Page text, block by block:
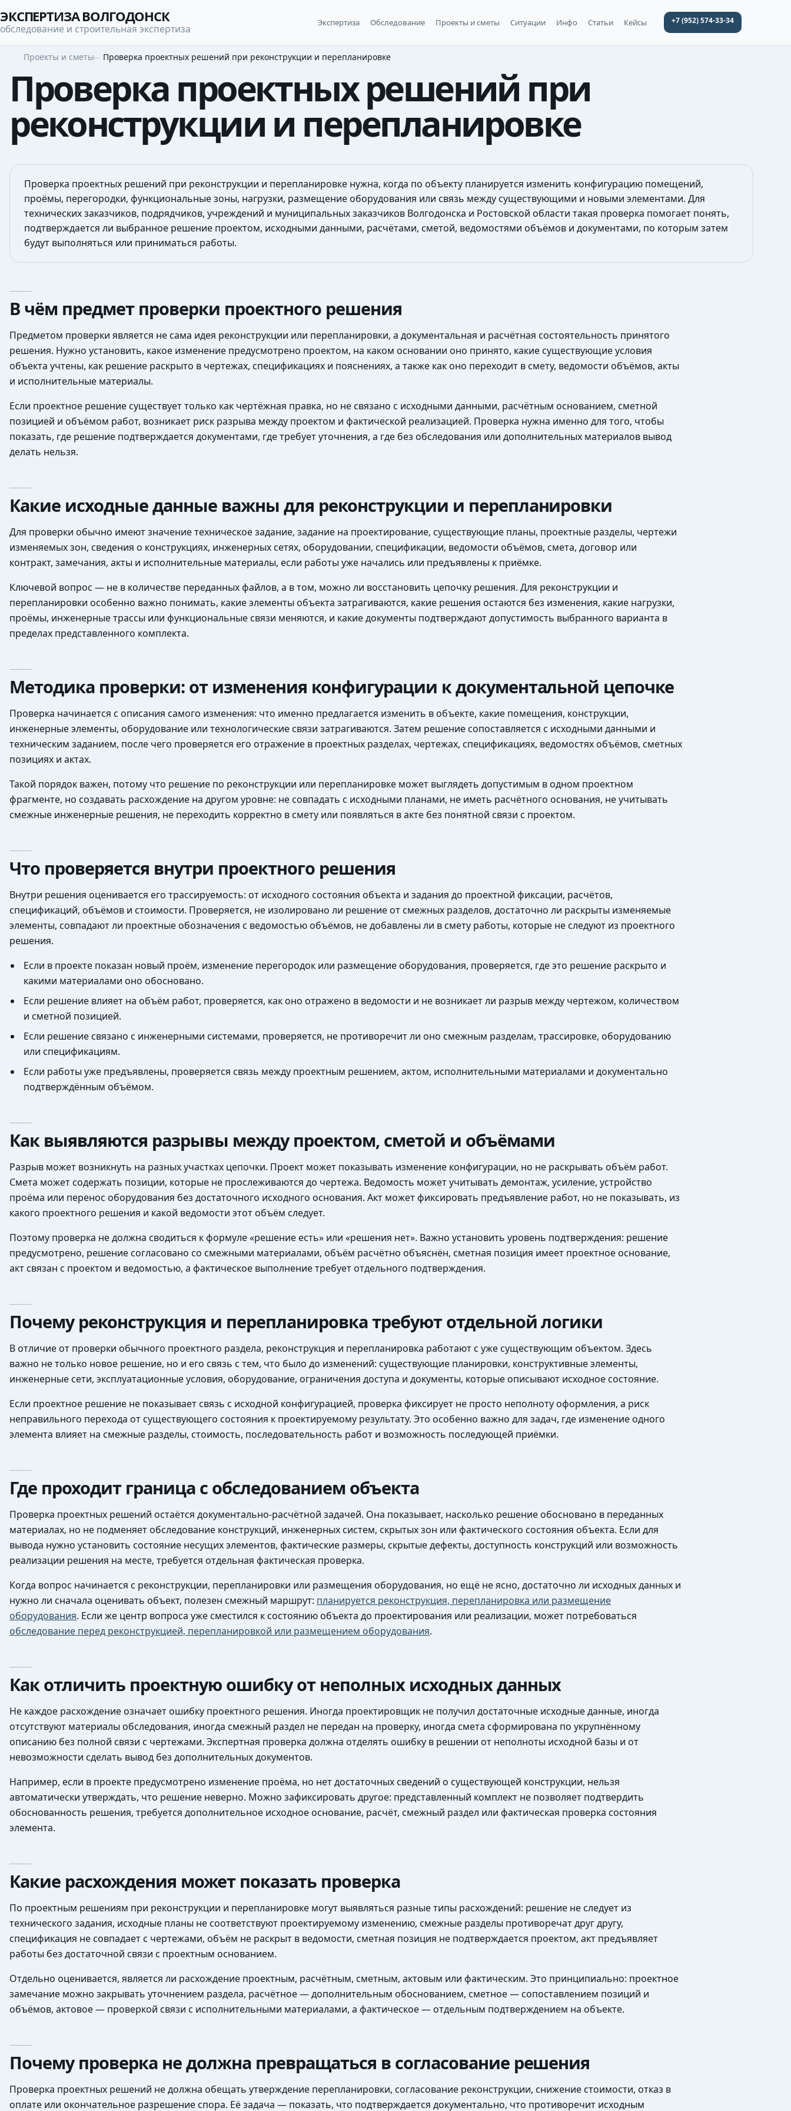
ЭКСПЕРТИЗА ВОЛГОДОНСК
обследование и строительная экспертиза
Экспертиза Обследование Проекты и сметы Ситуации Инфо Статьи Кейсы +7 (952) 574-33-34
Проекты и сметы Проверка проектных решений при реконструкции и перепланировке
Проверка проектных решений при
реконструкции и перепланировке
Проверка проектных решений при реконструкции и перепланировке нужна, когда по объекту планируется изменить конфигурацию помещений,
проёмы, перегородки, функциональные зоны, нагрузки, размещение оборудования или связь между существующими и новыми элементами. Для
технических заказчиков, подрядчиков, учреждений и муниципальных заказчиков Волгодонска и Ростовской области такая проверка помогает понять,
подтверждается ли выбранное решение проектом, исходными данными, расчётами, сметой, ведомостями объёмов и документами, по которым затем
будут выполняться или приниматься работы.
В чём предмет проверки проектного решения
Предметом проверки является не сама идея реконструкции или перепланировки, а документальная и расчётная состоятельность принятого
решения. Нужно установить, какое изменение предусмотрено проектом, на каком основании оно принято, какие существующие условия
объекта учтены, как решение раскрыто в чертежах, спецификациях и пояснениях, а также как оно переходит в смету, ведомости объёмов, акты
и исполнительные материалы.
Если проектное решение существует только как чертёжная правка, но не связано с исходными данными, расчётным основанием, сметной
позицией и объёмом работ, возникает риск разрыва между проектом и фактической реализацией. Проверка нужна именно для того, чтобы
показать, где решение подтверждается документами, где требует уточнения, а где без обследования или дополнительных материалов вывод
делать нельзя.
Какие исходные данные важны для реконструкции и перепланировки
Для проверки обычно имеют значение техническое задание, задание на проектирование, существующие планы, проектные разделы, чертежи
изменяемых зон, сведения о конструкциях, инженерных сетях, оборудовании, спецификации, ведомости объёмов, смета, договор или
контракт, замечания, акты и исполнительные материалы, если работы уже начались или предъявлены к приёмке.
Ключевой вопрос — не в количестве переданных файлов, а в том, можно ли восстановить цепочку решения. Для реконструкции и
перепланировки особенно важно понимать, какие элементы объекта затрагиваются, какие решения остаются без изменения, какие нагрузки,
проёмы, инженерные трассы или функциональные связи меняются, и какие документы подтверждают допустимость выбранного варианта в
пределах представленного комплекта.
Методика проверки: от изменения конфигурации к документальной цепочке
Проверка начинается с описания самого изменения: что именно предлагается изменить в объекте, какие помещения, конструкции,
инженерные элементы, оборудование или технологические связи затрагиваются. Затем решение сопоставляется с исходными данными и
техническим заданием, после чего проверяется его отражение в проектных разделах, чертежах, спецификациях, ведомостях объёмов, сметных
позициях и актах.
Такой порядок важен, потому что решение по реконструкции или перепланировке может выглядеть допустимым в одном проектном
фрагменте, но создавать расхождение на другом уровне: не совпадать с исходными планами, не иметь расчётного основания, не учитывать
смежные инженерные решения, не переходить корректно в смету или появляться в акте без понятной связи с проектом.
Что проверяется внутри проектного решения
Внутри решения оценивается его трассируемость: от исходного состояния объекта и задания до проектной фиксации, расчётов,
спецификаций, объёмов и стоимости. Проверяется, не изолировано ли решение от смежных разделов, достаточно ли раскрыты изменяемые
элементы, совпадают ли проектные обозначения с ведомостью объёмов, не добавлены ли в смету работы, которые не следуют из проектного
решения.
Если в проекте показан новый проём, изменение перегородок или размещение оборудования, проверяется, где это решение раскрыто и
какими материалами оно обосновано.
Если решение влияет на объём работ, проверяется, как оно отражено в ведомости и не возникает ли разрыв между чертежом, количеством
и сметной позицией.
Если решение связано с инженерными системами, проверяется, не противоречит ли оно смежным разделам, трассировке, оборудованию
или спецификациям.
Если работы уже предъявлены, проверяется связь между проектным решением, актом, исполнительными материалами и документально
подтверждённым объёмом.
Как выявляются разрывы между проектом, сметой и объёмами
Разрыв может возникнуть на разных участках цепочки. Проект может показывать изменение конфигурации, но не раскрывать объём работ.
Смета может содержать позиции, которые не прослеживаются до чертежа. Ведомость может учитывать демонтаж, усиление, устройство
проёма или перенос оборудования без достаточного исходного основания. Акт может фиксировать предъявление работ, но не показывать, из
какого проектного решения и какой ведомости этот объём следует.
Поэтому проверка не должна сводиться к формуле «решение есть» или «решения нет». Важно установить уровень подтверждения: решение
предусмотрено, решение согласовано со смежными материалами, объём расчётно объяснён, сметная позиция имеет проектное основание,
акт связан с проектом и ведомостью, а фактическое выполнение требует отдельного подтверждения.
Почему реконструкция и перепланировка требуют отдельной логики
В отличие от проверки обычного проектного раздела, реконструкция и перепланировка работают с уже существующим объектом. Здесь
важно не только новое решение, но и его связь с тем, что было до изменений: существующие планировки, конструктивные элементы,
инженерные сети, эксплуатационные условия, оборудование, ограничения доступа и документы, которые описывают исходное состояние.
Если проектное решение не показывает связь с исходной конфигурацией, проверка фиксирует не просто неполноту оформления, а риск
неправильного перехода от существующего состояния к проектируемому результату. Это особенно важно для задач, где изменение одного
элемента влияет на смежные разделы, стоимость, последовательность работ и возможность последующей приёмки.
Где проходит граница с обследованием объекта
Проверка проектных решений остаётся документально-расчётной задачей. Она показывает, насколько решение обосновано в переданных
материалах, но не подменяет обследование конструкций, инженерных систем, скрытых зон или фактического состояния объекта. Если для
вывода нужно установить состояние несущих элементов, фактические размеры, скрытые дефекты, доступность конструкций или возможность
реализации решения на месте, требуется отдельная фактическая проверка.
Когда вопрос начинается с реконструкции, перепланировки или размещения оборудования, но ещё не ясно, достаточно ли исходных данных и
нужно ли сначала оценивать объект, полезен смежный маршрут: планируется реконструкция, перепланировка или размещение
оборудования. Если же центр вопроса уже сместился к состоянию объекта до проектирования или реализации, может потребоваться
обследование перед реконструкцией, перепланировкой или размещением оборудования.
Как отличить проектную ошибку от неполных исходных данных
Не каждое расхождение означает ошибку проектного решения. Иногда проектировщик не получил достаточные исходные данные, иногда
отсутствуют материалы обследования, иногда смежный раздел не передан на проверку, иногда смета сформирована по укрупнённому
описанию без полной связи с чертежами. Экспертная проверка должна отделять ошибку в решении от неполноты исходной базы и от
невозможности сделать вывод без дополнительных документов.
Например, если в проекте предусмотрено изменение проёма, но нет достаточных сведений о существующей конструкции, нельзя
автоматически утверждать, что решение неверно. Можно зафиксировать другое: представленный комплект не позволяет подтвердить
обоснованность решения, требуется дополнительное исходное основание, расчёт, смежный раздел или фактическая проверка состояния
элемента.
Какие расхождения может показать проверка
По проектным решениям при реконструкции и перепланировке могут выявляться разные типы расхождений: решение не следует из
технического задания, исходные планы не соответствуют проектируемому изменению, смежные разделы противоречат друг другу,
спецификация не совпадает с чертежами, объём не раскрыт в ведомости, сметная позиция не подтверждается проектом, акт предъявляет
работы без достаточной связи с проектным основанием.
Отдельно оценивается, является ли расхождение проектным, расчётным, сметным, актовым или фактическим. Это принципиально: проектное
замечание можно закрывать уточнением раздела, расчётное — дополнительным обоснованием, сметное — сопоставлением позиций и
объёмов, актовое — проверкой связи с исполнительными материалами, а фактическое — отдельным подтверждением на объекте.
Почему проверка не должна превращаться в согласование решения
Проверка проектных решений не должна обещать утверждение перепланировки, согласование реконструкции, снижение стоимости, отказ в
оплате или окончательное разрешение спора. Её задача — показать, что подтверждается документально, что противоречит исходным